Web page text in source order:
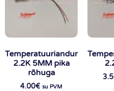
Temperatuuriandur
2.2K 5MM pika
rõhuga
4.00€ su PVM